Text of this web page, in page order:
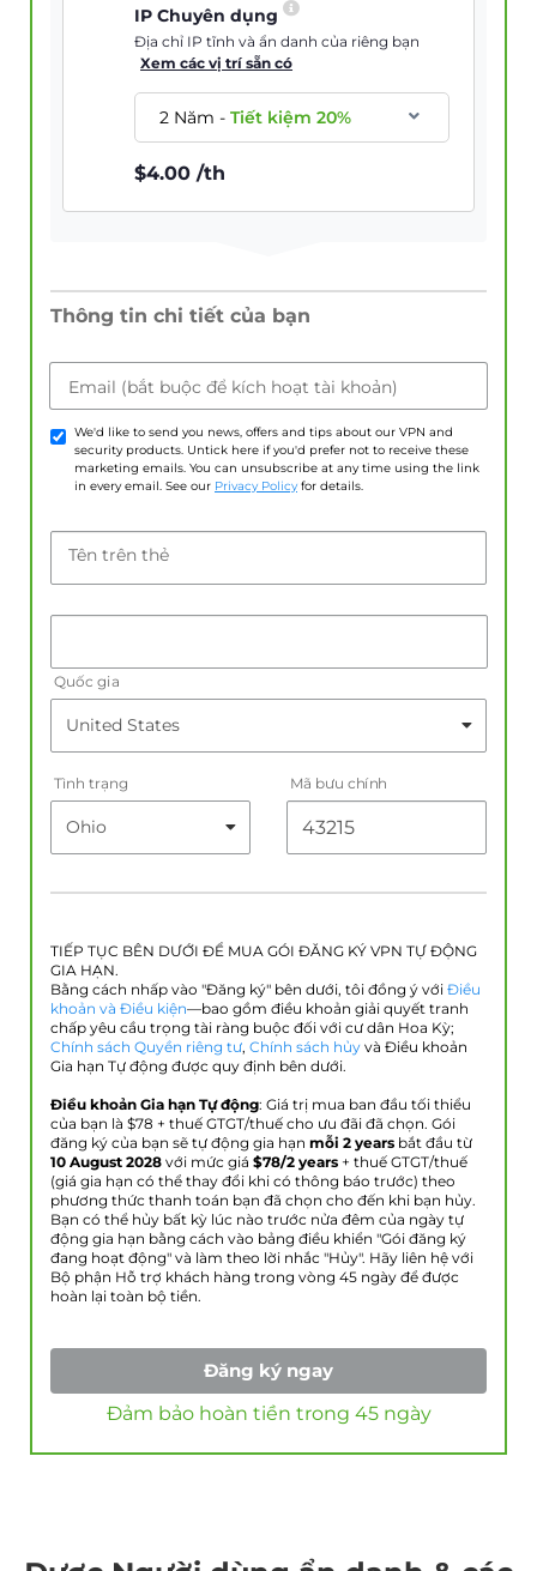
IP Chuyên dụng
Địa chỉ IP tĩnh và ẩn danh của riêng bạn
Xem các vị trí sẵn có
2 Năm-Tiết kiệm20%
$4.00 /th
Thông tin chi tiết của bạn
Email (bắt buộc để kích hoạt tài khoản)
We'd like to send you news, offers and tips about our VPN and
security products. Untick here if you'd prefer not to receive these
marketing emails. You can unsubscribe at any time using the link
in every email. See our Privacy Policy for details.
Tên trên thẻ
Quốc gia
Tình trạng Mã bưu chính
TIẾP TỤC BÊN DƯỚI ĐỂ MUA GÓI ĐĂNG KÝ VPN TỰ ĐỘNG
GIA HẠN.
Bằng cách nhấp vào "Đăng ký" bên dưới, tôi đồng ý với Điều
khoản và Điều kiện—bao gồm điều khoản giải quyết tranh
chấp yêu cầu trọng tài ràng buộc đối với cư dân Hoa Kỳ;
Chính sách Quyền riêng tư, Chính sách hủy và Điều khoản
Gia hạn Tự động được quy định bên dưới.
Điều khoản Gia hạn Tự động: Giá trị mua ban đầu tối thiểu
của bạn là $78 + thuế GTGT/thuế cho ưu đãi đã chọn. Gói
đăng ký của bạn sẽ tự động gia hạn mỗi 2 years bắt đầu từ
10 August 2028 với mức giá $78/2 years + thuế GTGT/thuế
(giá gia hạn có thể thay đổi khi có thông báo trước) theo
phương thức thanh toán bạn đã chọn cho đến khi bạn hủy.
Bạn có thể hủy bất kỳ lúc nào trước nửa đêm của ngày tự
động gia hạn bằng cách vào bảng điều khiển "Gói đăng ký
đang hoạt động" và làm theo lời nhắc "Hủy". Hãy liên hệ với
Bộ phận Hỗ trợ khách hàng trong vòng 45 ngày để được
hoàn lại toàn bộ tiền.
Đăng ký ngay
Đảm bảo hoàn tiền trong 45 ngày